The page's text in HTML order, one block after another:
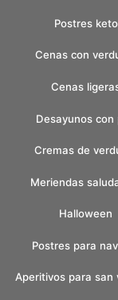
Postres keto
Cenas con
Cenas
Desayunos con
Cremas de
Meriendas
Halloween
Postres para
Aperitivos para san